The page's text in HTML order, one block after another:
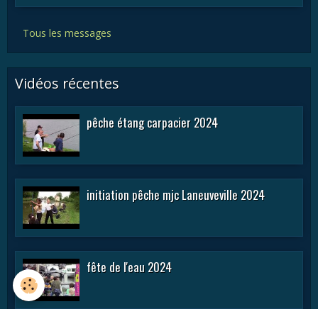
Tous les messages
Vidéos récentes
pêche étang carpacier 2024
initiation pêche mjc Laneuveville 2024
fête de l'eau 2024